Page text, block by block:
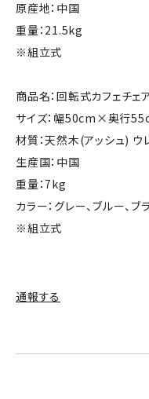
原産地：中国
重量：21.5kg
※組立式
商品名：回転式カフェチェ
サイズ：幅50cm×奥行
材質：天然木(アッシュ) ウ
生産国：中国
重量：7kg
カラー：グレー、ブルー、ブ
※組立式
通報する